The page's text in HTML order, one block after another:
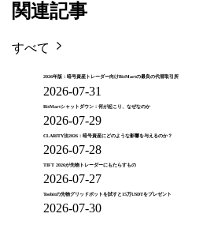
関連記事
すべて
2026年版：暗号資産トレーダー向けBitMartの最良の代替取引所
2026-07-31
BitMartシャットダウン：何が起こり、なぜなのか
2026-07-29
CLARITY法2026：暗号資産にどのような影響を与えるのか？
2026-07-28
TIFT 2026が先物トレーダーにもたらすもの
2026-07-27
Toobitの先物グリッドボットを試すと15万USDTをプレゼント
2026-07-30